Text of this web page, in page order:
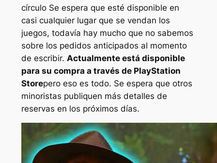
círculoSe espera que esté disponible en
casi cualquier lugar que se vendan los
juegos, todavía hay mucho que no sabemos
sobre los pedidos anticipados al momento
de escribir. Actualmente está disponible
para su compra a través de PlayStation
Storepero eso es todo. Se espera que otros
minoristas publiquen más detalles de
reservas en los próximos días.